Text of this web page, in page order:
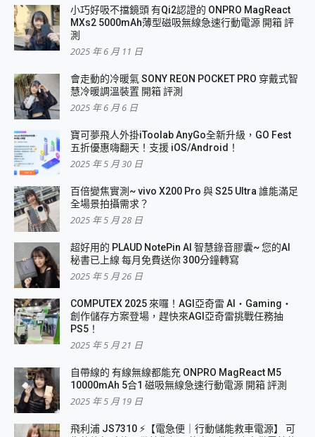
小巧好吸不擋鏡頭 有Qi2認證的 ONPRO MagReact
MXs2 5000mAh薄型磁吸無線急速行動電源 開箱 評
測
2025 年 6 月 11 日
會走動的冷暖氣 SONY REON POCKET PRO 穿戴式智
慧冷暖調溫裝置 開箱 評測
2025 年 6 月 6 日
寶可夢飛人外掛iToolab AnyGo全新升級，GO Fest
五折優惠嗨翻天！支援 iOS/Android！
2025 年 5 月 30 日
百倍變焦實測~ vivo X200 Pro 與 S25 Ultra 誰能滿足
全場景拍攝需求？
2025 年 5 月 28 日
超好用的 PLAUD NotePin AI 智慧錄音膠囊~ 您的AI
秘書已上線 每月免費送你 300分鐘轉寫
2025 年 5 月 26 日
COMPUTEX 2025 來囉！AGI亞奇雷 AI・Gaming・
創作儲存方案登場，趕快來AGI亞奇雷挑戰任務抽
PS5！
2025 年 5 月 21 日
自帶線的 有線無線都能充 ONPRO MagReact M5
10000mAh 5合1 磁吸無線急速行動電源 開箱 評測
2025 年 5 月 19 日
飛利浦 JS7310 ⚡【電急便｜行動儲能救車電源】 可